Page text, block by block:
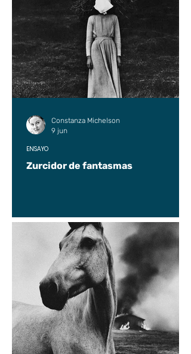
Zurcidor de fantasmas
ENSAYO
Constanza Michelson
9 jun